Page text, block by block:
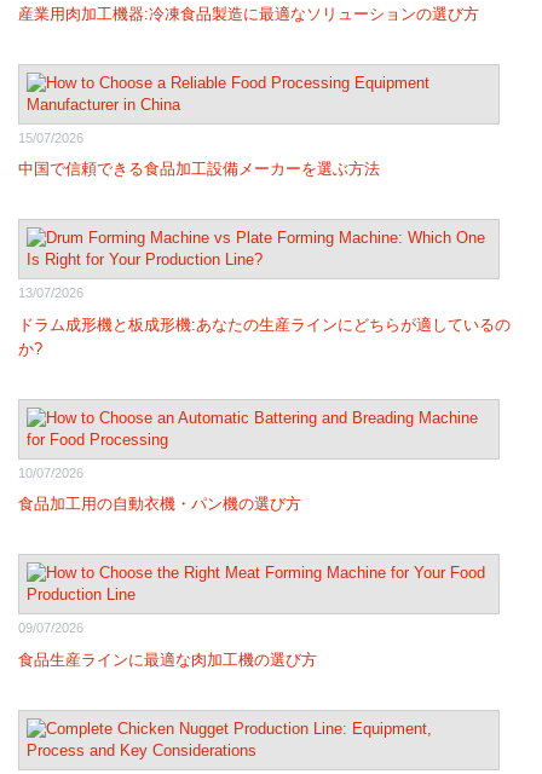
産業用肉加工機器:冷凍食品製造に最適なソリューションの選び方
15/07/2026
中国で信頼できる食品加工設備メーカーを選ぶ方法
13/07/2026
ドラム成形機と板成形機:あなたの生産ラインにどちらが適しているの
か?
10/07/2026
食品加工用の自動衣機・パン機の選び方
09/07/2026
食品生産ラインに最適な肉加工機の選び方